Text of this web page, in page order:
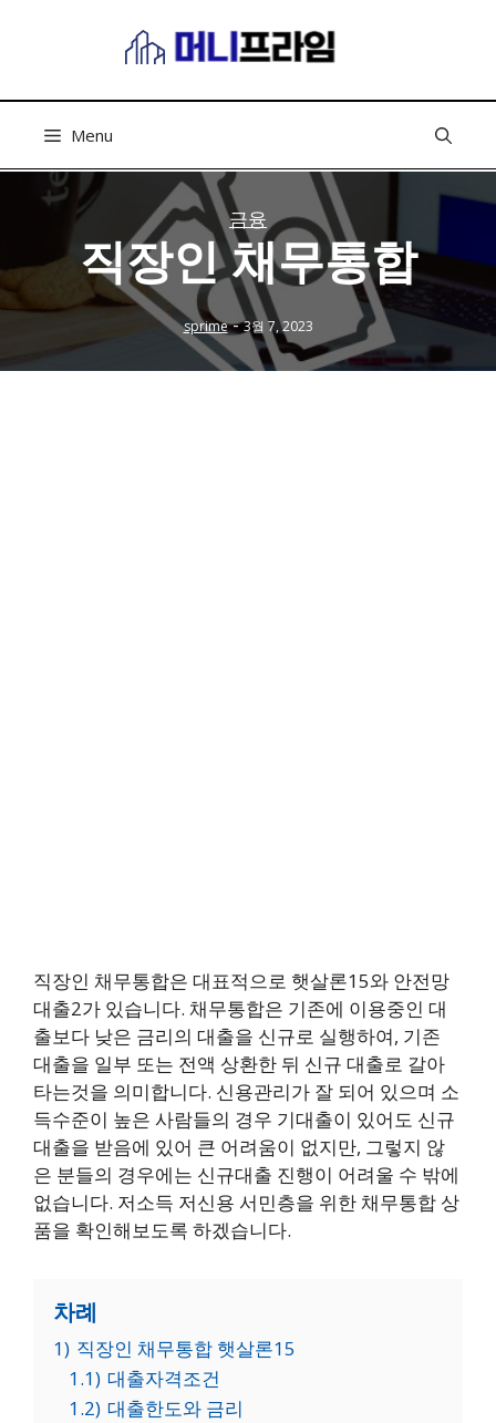
로
뛰
Menu
금융
직장인 채무통합
sprime-3월 7, 2023
직장인 채무통합은 대표적으로 햇살론15와 안전망
대출2가 있습니다. 채무통합은 기존에 이용중인 대
출보다 낮은 금리의 대출을 신규로 실행하여, 기존
대출을 일부 또는 전액 상환한 뒤 신규 대출로 갈아
타는것을 의미합니다. 신용관리가 잘 되어 있으며 소
득수준이 높은 사람들의 경우 기대출이 있어도 신규
대출을 받음에 있어 큰 어려움이 없지만, 그렇지 않
은 분들의 경우에는 신규대출 진행이 어려울 수 밖에
없습니다. 저소득 저신용 서민층을 위한 채무통합 상
품을 확인해보도록 하겠습니다.
차례
1) 직장인 채무통합 햇살론15
1.1) 대출자격조건
1.2) 대출한도와 금리